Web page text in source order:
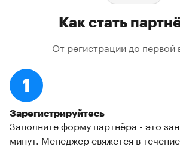
Как стать
От регистрации до первой
1
Зарегистрируйтесь
Заполните форму партнёра - это
минут. Менеджер свяжется в